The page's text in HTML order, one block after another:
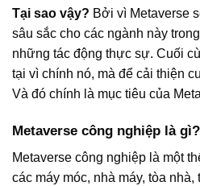
Tại sao vậy? Bởi vì Metaverse
sâu sắc cho các ngành này
những tác động thực sự. Cuối
tại vì chính nó, mà để cải thiện
Và đó chính là mục tiêu của
Metaverse công nghiệp là gì?
Metaverse công nghiệp là một
các máy móc, nhà máy, tòa